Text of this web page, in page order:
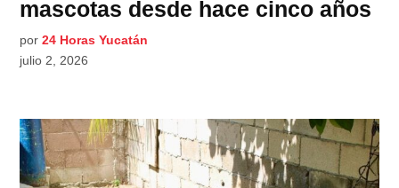
mascotas desde hace cinco años
por 24 Horas Yucatán
julio 2, 2026